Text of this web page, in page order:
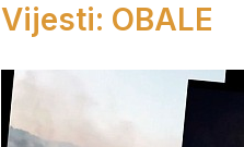
Vijesti: OBALE